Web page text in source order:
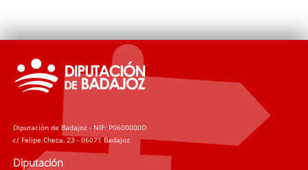
Diputación de Badajoz - NIF: P0600000D
c/ Felipe Checa, 23 - 06071 Badajoz
Diputación